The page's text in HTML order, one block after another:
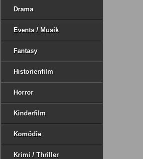
Drama
Events / Musik
Fantasy
Historienfilm
Horror
Kinderfilm
Komödie
Krimi / Thriller